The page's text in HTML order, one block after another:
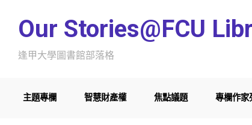
Our Stories@FCU
逢甲大學圖書館部落格
主題專欄 智慧財產權 焦點議題 專欄作家